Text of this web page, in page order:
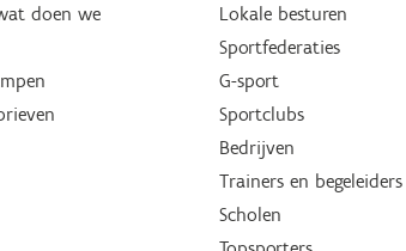
doen we
Lokale besturen
Sportfederaties
G-sport
Sportclubs
Bedrijven
Trainers en begeleiders
Scholen